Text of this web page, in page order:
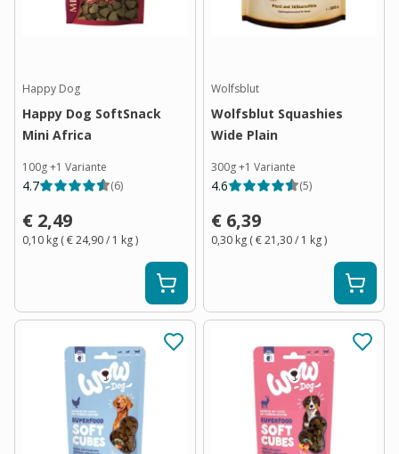
Happy Dog
Happy Dog SoftSnack
Mini Africa
100g+1 Variante
4.7 (6)
€ 2,49
0,10 kg (€ 24,90/ 1 kg)
Wolfsblut
Wolfsblut Squashies
Wide Plain
300g+1 Variante
4.6 (5)
€ 6,39
0,30 kg (€ 21,30/ 1 kg)